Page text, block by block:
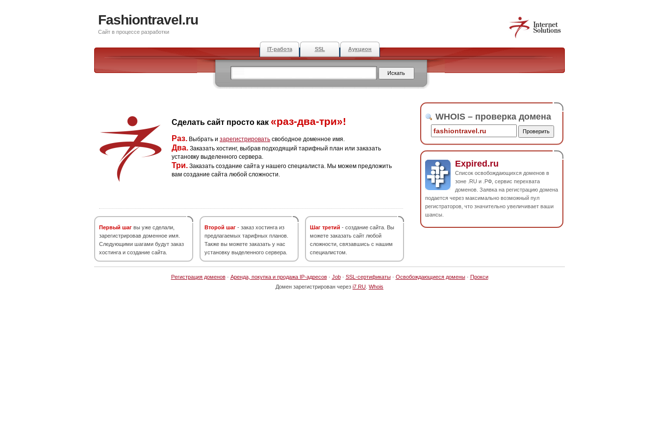
Fashiontravel.ru
Сайт в процессе разработки
IT-работа SSL Аукцион
Сделать сайт просто как «раз-два-три»!
Раз. Выбрать и зарегистрировать свободное доменное имя.
Два. Заказать хостинг, выбрав подходящий тарифный план или заказать
установку выделенного сервера.
Три. Заказать создание сайта у нашего специалиста. Мы можем предложить
вам создание сайта любой сложности.
Первый шаг вы уже сделали,
зарегистрировав доменное имя.
Следующими шагами будут заказ
хостинга и создание сайта.
Второй шаг - заказ хостинга из
предлагаемых тарифных планов.
Также вы можете заказать у нас
установку выделенного сервера.
Шаг третий - создание сайта. Вы
можете заказать сайт любой
сложности, связавшись с нашим
специалистом.
WHOIS – проверка домена
Expired.ru
Список освобождающихся доменов в
зоне .RU и .РФ, сервис перехвата
доменов. Заявка на регистрацию домена
подается через максимально возможный пул
регистраторов, что значительно увеличивает ваши
шансы.
Регистрация доменов· Аренда, покупка и продажа IP-адресов· Job· SSL-сертификаты· Освобождающиеся домены· Прокси
Домен зарегистрирован через i7.RU Whois